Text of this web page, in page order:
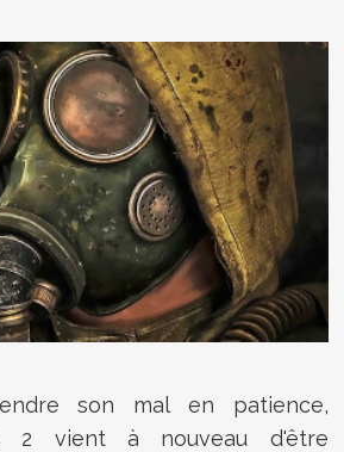
son mal en patience,
2 vient à nouveau d'être